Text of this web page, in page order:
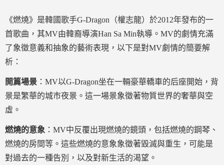
《燃燒》是韓國歌手G-Dragon（權志龍）於2012年發布的一
首歌曲，其MV由韓裔導演Han Sa Min執導。MV的劇情充滿
了象徵意義和抽象的藝術表現，以下是對MV劇情的簡要解
析：
開篇場景 ：MV以G-Dragon坐在一輛豪華轎車的后座開始，背
景是繁華的城市夜景。這一場景象徵著物質世界的奢華與空
虛。
燃燒的意象 ：MV中反覆出現燃燒的鏡頭，包括燃燒的鋼琴、
燃燒的房間等。這些燃燒的意象象徵著毀滅與重生，可能是
對過去的一種告別，以及對新生活的渴望。